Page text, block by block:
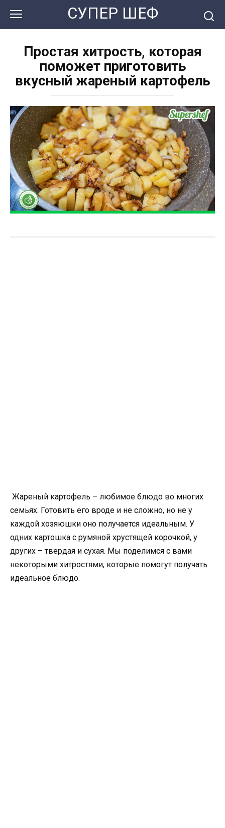
контенту
СУПЕР ШЕФ
Простая хитрость, которая
поможет приготовить
вкусный жареный картофель
Жареный картофель – любимое блюдо во многих
семьях. Готовить его вроде и не сложно, но не у
каждой хозяюшки оно получается идеальным. У
одних картошка с румяной хрустящей корочкой, у
других – твердая и сухая. Мы поделимся с вами
некоторыми хитростями, которые помогут получать
идеальное блюдо.